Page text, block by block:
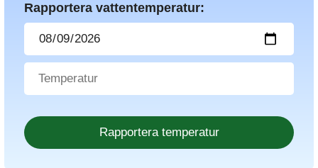
Rapportera vattentemperatur: